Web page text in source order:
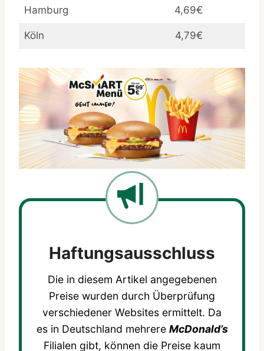
Hamburg 4,69€
Köln 4,79€
Haftungsausschluss
Die in diesem Artikel angegebenen
Preise wurden durch Überprüfung
verschiedener Websites ermittelt. Da
es in Deutschland mehrere McDonald’s
Filialen gibt, können die Preise kaum